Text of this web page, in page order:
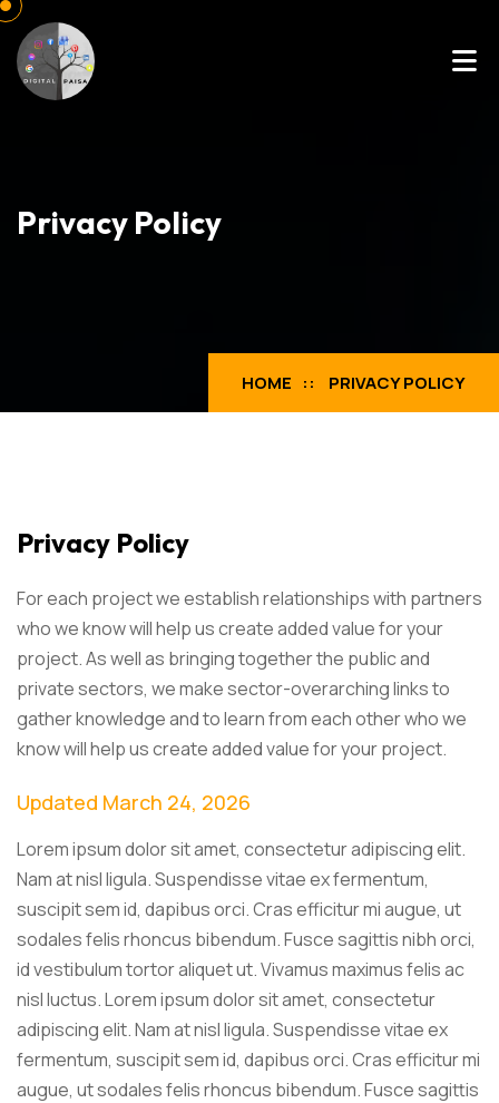
Privacy Policy
HOME PRIVACY POLICY
Privacy Policy
For each project we establish relationships with partners
who we know will help us create added value for your
project. As well as bringing together the public and
private sectors, we make sector-overarching links to
gather knowledge and to learn from each other who we
know will help us create added value for your project.
Updated March 24, 2026
Lorem ipsum dolor sit amet, consectetur adipiscing elit.
Nam at nisl ligula. Suspendisse vitae ex fermentum,
suscipit sem id, dapibus orci. Cras efficitur mi augue, ut
sodales felis rhoncus bibendum. Fusce sagittis nibh orci,
id vestibulum tortor aliquet ut. Vivamus maximus felis ac
nisl luctus. Lorem ipsum dolor sit amet, consectetur
adipiscing elit. Nam at nisl ligula. Suspendisse vitae ex
fermentum, suscipit sem id, dapibus orci. Cras efficitur mi
augue, ut sodales felis rhoncus bibendum. Fusce sagittis